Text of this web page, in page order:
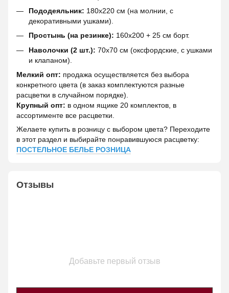
Пододеяльник: 180х220 см (на молнии, с
декоративными ушками).
Простынь (на резинке): 160х200 + 25 см борт.
Наволочки (2 шт.): 70х70 см (оксфордские, с ушками
и клапаном).
Мелкий опт: продажа осуществляется без выбора
конкретного цвета (в заказ комплектуются разные
расцветки в случайном порядке).
Крупный опт: в одном ящике 20 комплектов, в
ассортименте все расцветки.
Желаете купить в розницу с выбором цвета? Переходите
в этот раздел и выбирайте понравившуюся расцветку:
ПОСТЕЛЬНОЕ БЕЛЬЕ РОЗНИЦА
Отзывы
Добавьте первый отзыв